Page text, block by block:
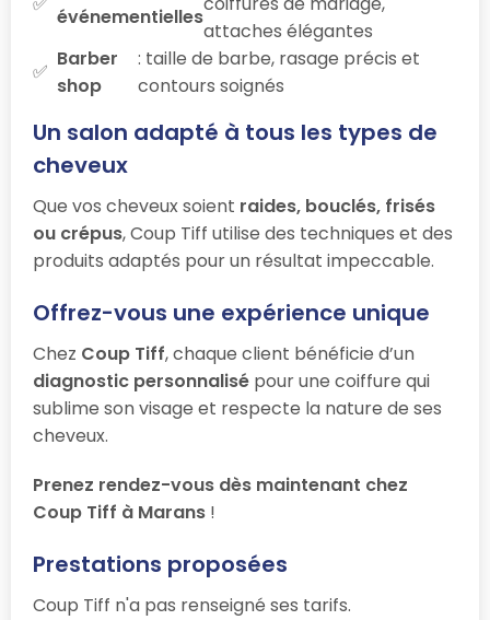
événementielles
attaches élégantes
Barber
shop
: taille de barbe, rasage précis et
contours soignés
Un salon adapté à tous les types de
cheveux
Que vos cheveux soient raides, bouclés, frisés
ou crépus, Coup Tiff utilise des techniques et des
produits adaptés pour un résultat impeccable.
Offrez-vous une expérience unique
Chez Coup Tiff, chaque client bénéficie d’un
diagnostic personnalisé pour une coiffure qui
sublime son visage et respecte la nature de ses
cheveux.
Prenez rendez-vous dès maintenant chez
Coup Tiff à Marans !
Prestations proposées
Coup Tiff n'a pas renseigné ses tarifs.